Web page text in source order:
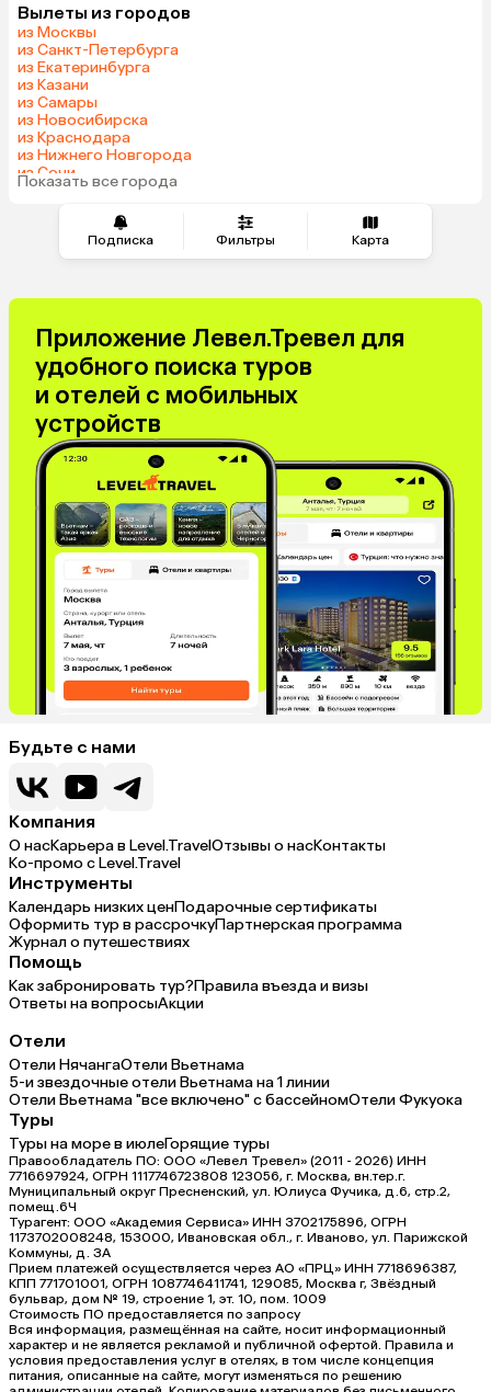
Подписка Фильтры Карта
Беларусь
Шри-Ланка
Азербайджан
Сербия
Киргизия
Саудовская Аравия
Венгрия
Вылеты из городов
из Москвы
из Санкт-Петербурга
из Екатеринбурга
из Казани
из Самары
из Новосибирска
из Краснодара
из Нижнего Новгорода
из Сочи
из Челябинска
Показать все города
Приложение Левел.Тревел для
удобного поиска туров
и отелей с мобильных
устройств
Будьте с нами
Компания
О насКарьера в Level.TravelОтзывы о насКонтакты
Ко-промо с Level.Travel
Инструменты
Календарь низких ценПодарочные сертификаты
Оформить тур в рассрочкуПартнерская программа
Журнал о путешествиях
Помощь
Как забронировать тур?Правила въезда и визы
Ответы на вопросыАкции
Отели
Отели НячангаОтели Вьетнама
5-и звездочные отели Вьетнама на 1 линии
Отели Вьетнама "все включено" с бассейномОтели Фукуока
Туры
Туры на море в июлеГорящие туры
Правообладатель ПО: ООО «Левел Тревел» (2011 - 2026) ИНН
7716697924, ОГРН 1117746723808 123056, г. Москва, вн.тер.г.
Муниципальный округ Пресненский, ул. Юлиуса Фучика, д.6, стр.2,
помещ.6Ч
Турагент: ООО «Академия Сервиса» ИНН 3702175896, ОГРН
1173702008248, 153000, Ивановская обл., г. Иваново, ул. Парижской
Коммуны, д. ЗА
Прием платежей осуществляется через АО «ПРЦ» ИНН 7718696387,
КПП 771701001, ОГРН 1087746411741, 129085, Москва г, Звёздный
бульвар, дом № 19, строение 1, эт. 10, пом. 1009
Стоимость ПО предоставляется по запросу
Вся информация, размещённая на сайте, носит информационный
характер и не является рекламой и публичной офертой. Правила и
условия предоставления услуг в отелях, в том числе концепция
питания, описанные на сайте, могут изменяться по решению